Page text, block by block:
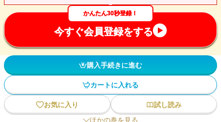
かんたん30秒登録！
今すぐ会員登録をする
購入手続きに進む
カートに入れる
お気に入り
試し読み
ほかの巻を見る